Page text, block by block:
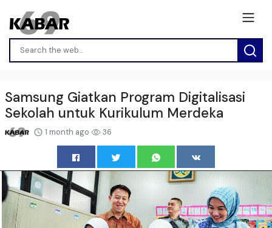
Samsung Giatkan Program Digitalisasi
Sekolah untuk Kurikulum Merdeka
1 month ago 36